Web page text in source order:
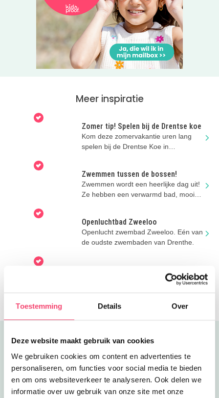
Toestemming Details Over
Deze website maakt gebruik van cookies
We gebruiken cookies om content en advertenties te
personaliseren, om functies voor social media te bieden
en om ons websiteverkeer te analyseren. Ook delen we
informatie over uw gebruik van onze site met onze
Meer inspiratie
Zomer tip! Spelen bij de Drentse koe
Kom deze zomervakantie uren lang
spelen bij de Drentse Koe in
Zwemmen tussen de bossen!
Zwemmen wordt een heerlijke dag uit!
Ze hebben een verwarmd bad, mooie
Openluchtbad Zweeloo
Openlucht zwembad Zweeloo. Eén van
de oudste zwembaden van Drenthe.
spelen!
Uitgelicht